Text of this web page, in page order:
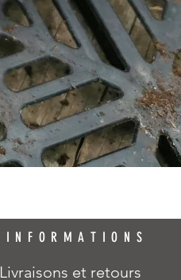
INFORMATIONS
Livraisons et retours